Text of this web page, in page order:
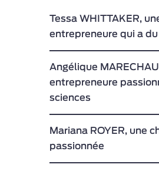
Tessa WHITTAKER,
entrepreneure qui a du
Angélique
entrepreneure
sciences
Mariana ROYER, une
passionnée